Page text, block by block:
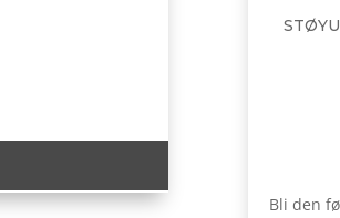
Bli den